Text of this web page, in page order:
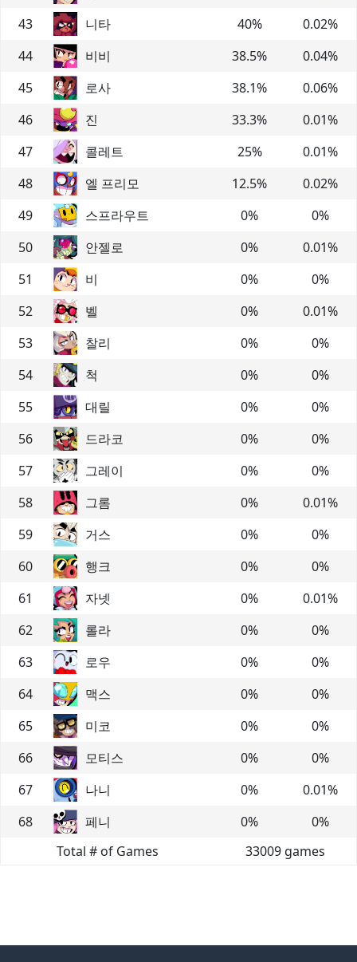
43
니타 40% 0.02%
44
비비 38.5% 0.04%
45
로사 38.1% 0.06%
46
진 33.3% 0.01%
47
콜레트 25% 0.01%
48
엘 프리모 12.5% 0.02%
49
스프라우트 0% 0%
50
안젤로 0% 0.01%
51
비 0% 0%
52
벨 0% 0.01%
53
찰리 0% 0%
54
척 0% 0%
55
대릴 0% 0%
56
드라코 0% 0%
57
그레이 0% 0%
58
그롬 0% 0.01%
59
거스 0% 0%
60
행크 0% 0%
61
자넷 0% 0.01%
62
롤라 0% 0%
63
로우 0% 0%
64
맥스 0% 0%
65
미코 0% 0%
66
모티스 0% 0%
67
나니 0% 0.01%
68
페니 0% 0%
Total # of Games
33009 games